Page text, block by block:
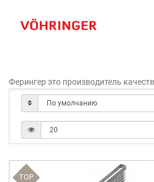
Ферингер это производитель
TOP